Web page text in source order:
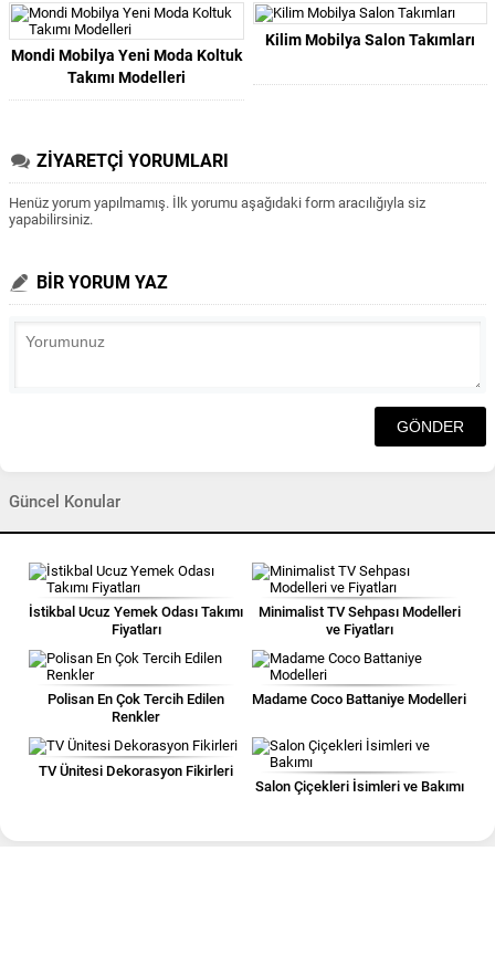
Mondi Mobilya Yeni Moda Koltuk
Takımı Modelleri
Kilim Mobilya Salon Takımları
ZİYARETÇİ YORUMLARI
Henüz yorum yapılmamış. İlk yorumu aşağıdaki form aracılığıyla siz
yapabilirsiniz.
BİR YORUM YAZ
Güncel Konular
İstikbal Ucuz Yemek Odası Takımı
Fiyatları
Minimalist TV Sehpası Modelleri
ve Fiyatları
Polisan En Çok Tercih Edilen
Renkler
Madame Coco Battaniye Modelleri
TV Ünitesi Dekorasyon Fikirleri
Salon Çiçekleri İsimleri ve Bakımı